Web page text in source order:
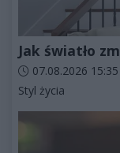
Jak światło
Data dodania
07.08.2026 15:35
Kategorie artykułu:
Styl życia